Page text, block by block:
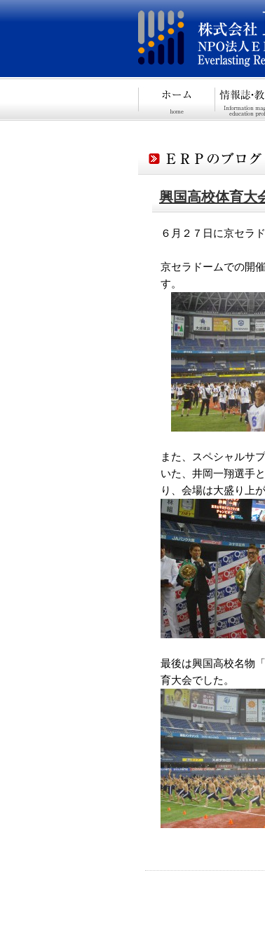
興国高校体育大
６月２７日に京セラ
京セラドームでの開
す。
また、スペシャルサ
いた、井岡一翔選手
り、会場は大盛り上
最後は興国高校名物
育大会でした。